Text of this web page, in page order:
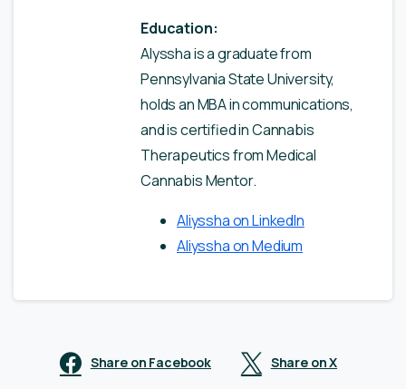
Education:
Alyssha is a graduate from
Pennsylvania State University,
holds an MBA in communications,
and is certified in Cannabis
Therapeutics from Medical
Cannabis Mentor.
Aliyssha on LinkedIn
Aliyssha on Medium
Share on Facebook Share on X